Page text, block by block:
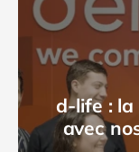
fonctionnel.
Y a‑t‑il une
particulièrement
Oui, je pense
et ce depuis deux
d-life : la
avec